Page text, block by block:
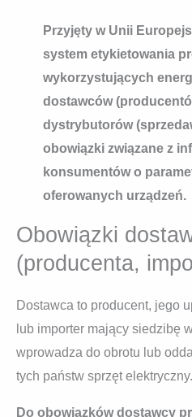
Przyjęty w Unii
system etykietowania
wykorzystujących
dostawców
dystrybutorów
obowiązki związane z
konsumentów o
oferowanych urządzeń.
Obowiązki
(producenta,
Dostawca to producent, jego
lub importer mający siedzibę
wprowadza do obrotu lub
tych państw sprzęt elektryczny.
Do obowiązków dostawcy